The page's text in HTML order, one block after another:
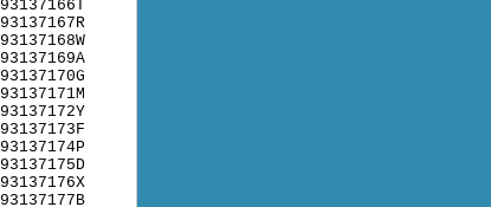
93137166T
93137167R
93137168W
93137169A
93137170G
93137171M
93137172Y
93137173F
93137174P
93137175D
93137176X
93137177B